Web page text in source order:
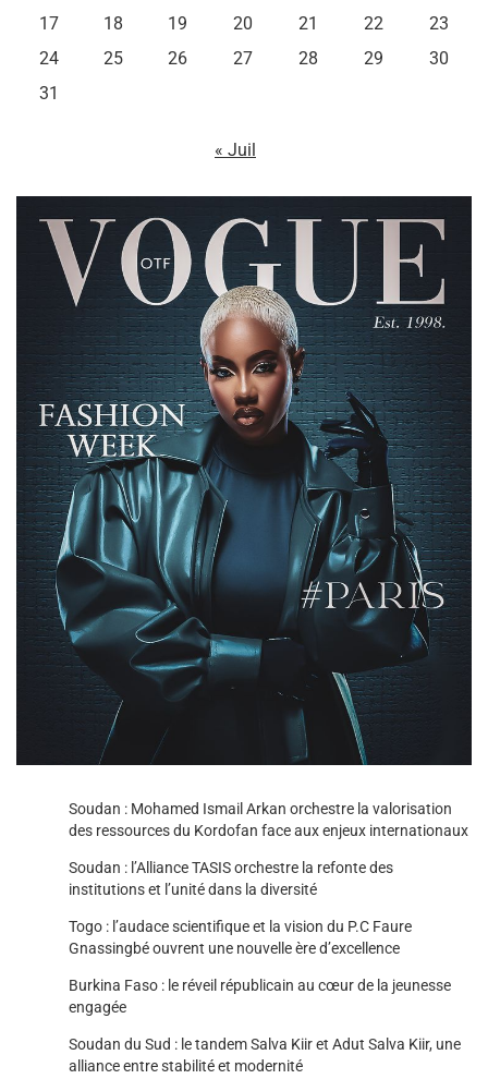
17
18 19 20 21 22
23
24
25 26 27 28 29
30
31
« Juil
Soudan : Mohamed Ismail Arkan orchestre la valorisation
des ressources du Kordofan face aux enjeux internationaux
Soudan : l’Alliance TASIS orchestre la refonte des
institutions et l’unité dans la diversité
Togo : l’audace scientifique et la vision du P.C Faure
Gnassingbé ouvrent une nouvelle ère d’excellence
Burkina Faso : le réveil républicain au cœur de la jeunesse
engagée
Soudan du Sud : le tandem Salva Kiir et Adut Salva Kiir, une
alliance entre stabilité et modernité